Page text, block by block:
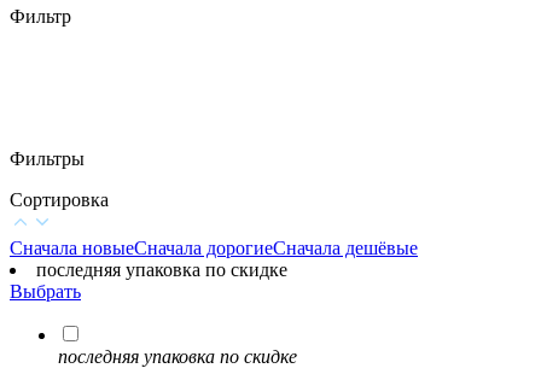
Фильтр
Фильтры
Сортировка
Сначала новыеСначала дорогиеСначала дешёвые
последняя упаковка по скидке
Выбрать
последняя упаковка по скидке